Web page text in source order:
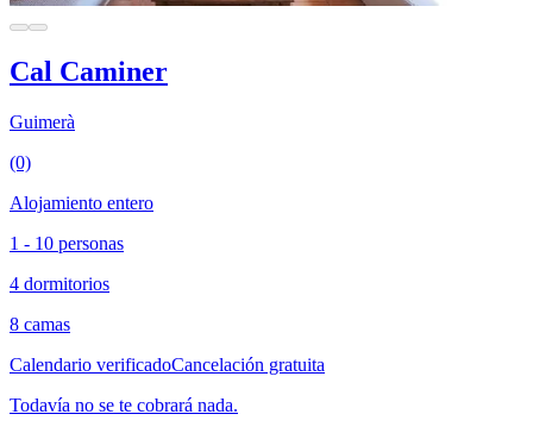
Cal Caminer
Guimerà
(0)
Alojamiento entero
1 - 10 personas
4 dormitorios
8 camas
Calendario verificadoCancelación gratuita
Todavía no se te cobrará nada.